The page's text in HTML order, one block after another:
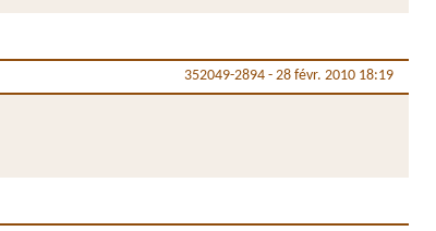
352049-2894 - 28 févr. 2010 18:19